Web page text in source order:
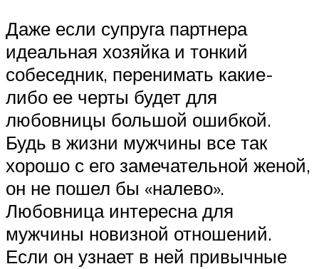
Даже если супруга партнера
идеальная хозяйка и тонкий
собеседник, перенимать какие-
либо ее черты будет для
любовницы большой ошибкой.
Будь в жизни мужчины все так
хорошо с его замечательной женой,
он не пошел бы «налево».
Любовница интересна для
мужчины новизной отношений.
Если он узнает в ней привычные